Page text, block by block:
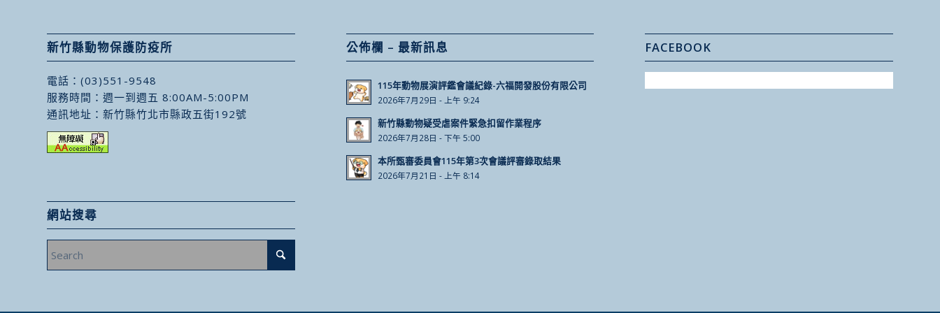
新竹縣動物保護防疫所
電話： (03)551-9548
服務時間：週一到週五 8:00AM-5:00PM
通訊地址： 新竹縣竹北市縣政五街192號
網站搜尋
公佈欄 – 最新訊息
115年動物展演評鑑會議紀錄-六福開發股份有限公司
2026年7月29日 - 上午 9:24
新竹縣動物疑受虐案件緊急扣留作業程序
2026年7月28日 - 下午 5:00
本所甄審委員會115年第3次會議評審錄取結果
2026年7月21日 - 上午 8:14
FACEBOOK